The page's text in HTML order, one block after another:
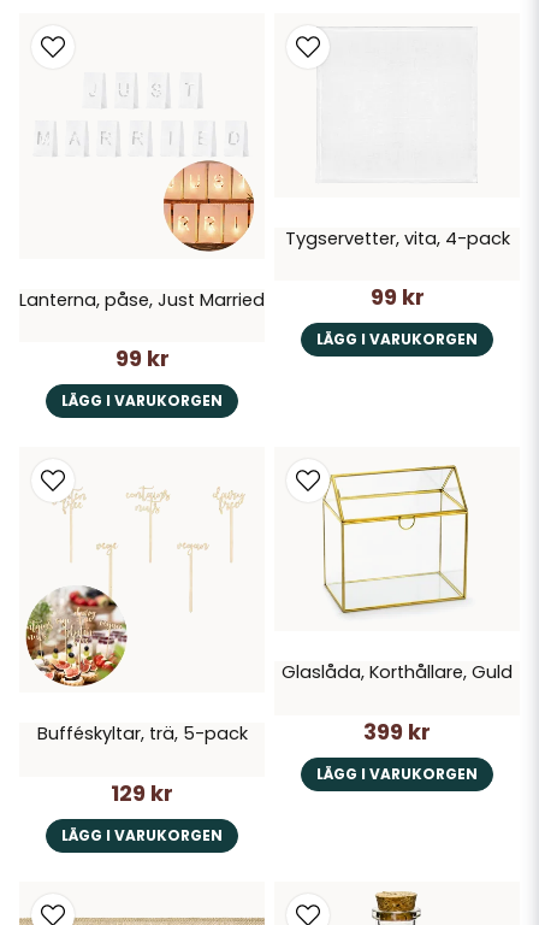
Lanterna, påse, Just Married
99 kr
LÄGG I VARUKORGEN
Tygservetter, vita, 4-pack
99 kr
LÄGG I VARUKORGEN
Bufféskyltar, trä, 5-pack
129 kr
LÄGG I VARUKORGEN
Glaslåda, Korthållare, Guld
399 kr
LÄGG I VARUKORGEN